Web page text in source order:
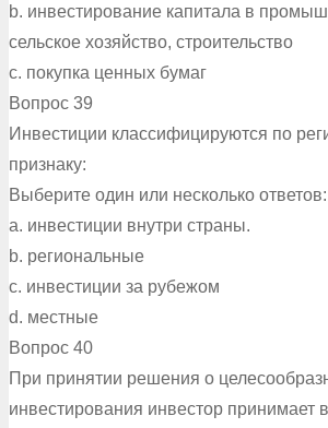
b. инвестирование капитала в
сельское хозяйство, строительство
c. покупка ценных бумаг
Вопрос 39
Инвестиции классифицируются по
признаку:
Выберите один или несколько ответов:
a. инвестиции внутри страны.
b. региональные
c. инвестиции за рубежом
d. местные
Вопрос 40
При принятии решения о
инвестирования инвестор принимает